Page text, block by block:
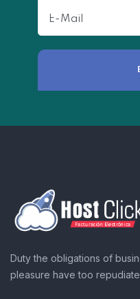
Duty the obligations of
pleasure have too